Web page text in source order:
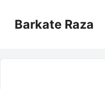
contentBarkate Raza